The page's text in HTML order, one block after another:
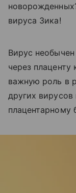
вируса Зика!
Вирус
через плаценту
важную роль в
других
плацентарному